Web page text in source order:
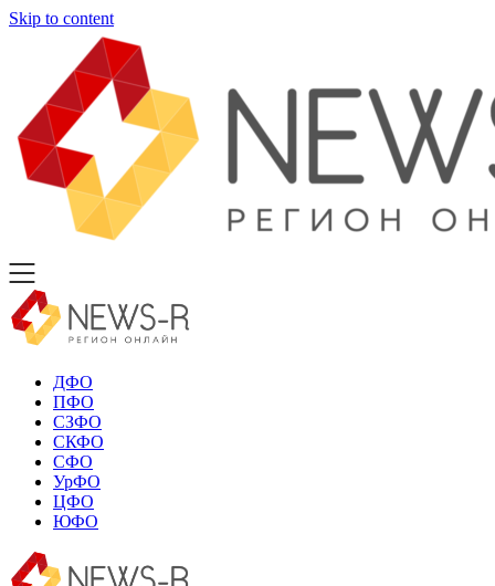
Skip to content
ДФО
ПФО
СЗФО
СКФО
СФО
УрФО
ЦФО
ЮФО